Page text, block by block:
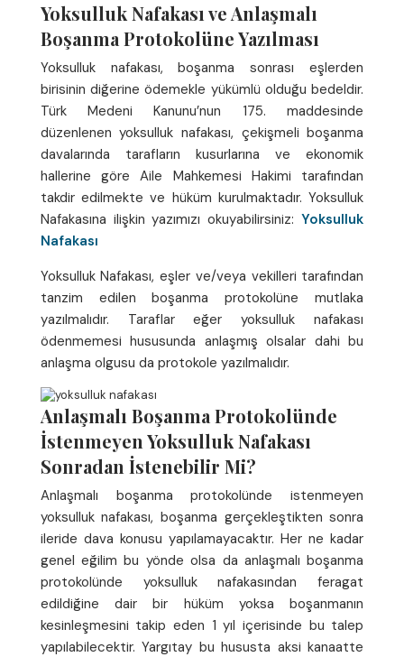
Yoksulluk Nafakası ve Anlaşmalı
Boşanma Protokolüne Yazılması
Yoksulluk nafakası, boşanma sonrası eşlerden
birisinin diğerine ödemekle yükümlü olduğu bedeldir.
Türk Medeni Kanunu’nun 175. maddesinde
düzenlenen yoksulluk nafakası, çekişmeli boşanma
davalarında tarafların kusurlarına ve ekonomik
hallerine göre Aile Mahkemesi Hakimi tarafından
takdir edilmekte ve hüküm kurulmaktadır. Yoksulluk
Nafakasına ilişkin yazımızı okuyabilirsiniz:Yoksulluk
Nafakası
Yoksulluk Nafakası, eşler ve/veya vekilleri tarafından
tanzim edilen boşanma protokolüne mutlaka
yazılmalıdır. Taraflar eğer yoksulluk nafakası
ödenmemesi hususunda anlaşmış olsalar dahi bu
anlaşma olgusu da protokole yazılmalıdır.
Anlaşmalı Boşanma Protokolünde
İstenmeyen Yoksulluk Nafakası
Sonradan İstenebilir Mi?
Anlaşmalı boşanma protokolünde istenmeyen
yoksulluk nafakası, boşanma gerçekleştikten sonra
ileride dava konusu yapılamayacaktır. Her ne kadar
genel eğilim bu yönde olsa da anlaşmalı boşanma
protokolünde yoksulluk nafakasından feragat
edildiğine dair bir hüküm yoksa boşanmanın
kesinleşmesini takip eden 1 yıl içerisinde bu talep
yapılabilecektir. Yargıtay bu hususta aksi kanaatte